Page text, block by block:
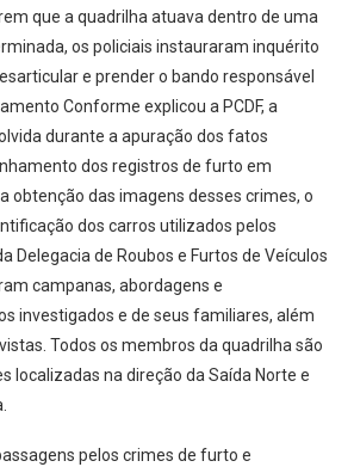
que a quadrilha atuava dentro de uma
os policiais instauraram inquérito
e prender o bando responsável
Conforme explicou a PCDF, a
durante a apuração dos fatos
dos registros de furto em
obtenção das imagens desses crimes, o
dos carros utilizados pelos
Delegacia de Roubos e Furtos de Veículos
campanas, abordagens e
investigados e de seus familiares, além
Todos os membros da quadrilha são
localizadas na direção da Saída Norte e
pelos crimes de furto e